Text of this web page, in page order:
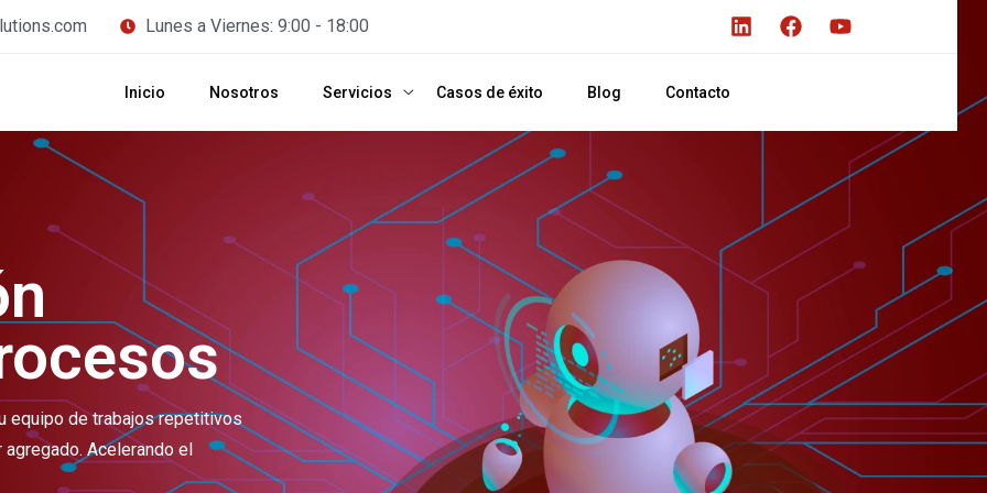
Lunes a Viernes: 9:00 - 18:00
Inicio Nosotros Servicios Casos de éxito Blog Contacto
equipo de trabajos repetitivos
Acelerando el